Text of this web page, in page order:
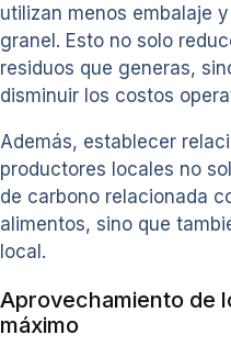
utilizan menos embalaje
granel. Esto no solo
residuos que generas,
disminuir los costos
Además, establecer
productores locales no
de carbono relacionada
alimentos, sino que
local.
Aprovechamiento de
máximo